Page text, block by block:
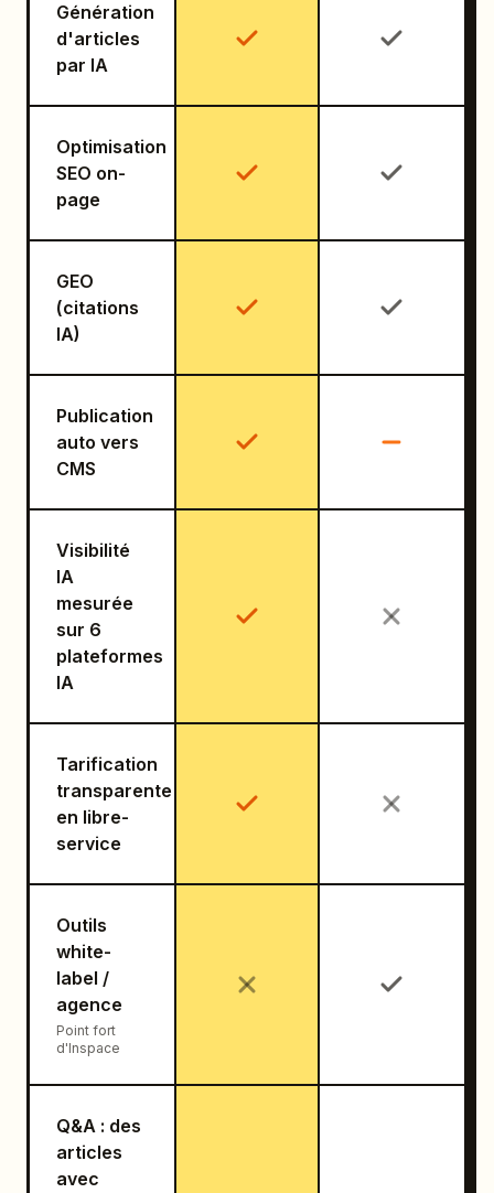
Génération
d'articles
par IA
Optimisation
SEO on-
page
GEO
(citations
IA)
Publication
auto vers
CMS
Visibilité
IA
mesurée
sur 6
plateformes
IA
Tarification
transparente
en libre-
service
Outils
white-
label /
agence
Point fort
d'Inspace
Q&A : des
articles
avec